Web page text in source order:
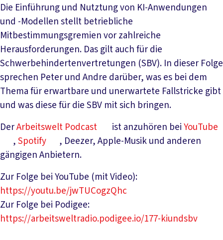
Die Einführung und Nutztung von KI-Anwendungen
und -Modellen stellt betriebliche
Mitbestimmungsgremien vor zahlreiche
Herausforderungen. Das gilt auch für die
Schwerbehindertenvertretungen (SBV). In dieser Folge
sprechen Peter und Andre darüber, was es bei dem
Thema für erwartbare und unerwartete Fallstricke gibt
und was diese für die SBV mit sich bringen.
DerArbeitswelt Podcast ist anzuhören beiYouTube
,Spotify
, Deezer, Apple-Musik und anderen
gängigen Anbietern.
Zur Folge bei YouTube (mit Video):
https://youtu.be/jwTUCogzQhc
Zur Folge bei Podigee:
https://arbeitsweltradio.podigee.io/177-kiundsbv